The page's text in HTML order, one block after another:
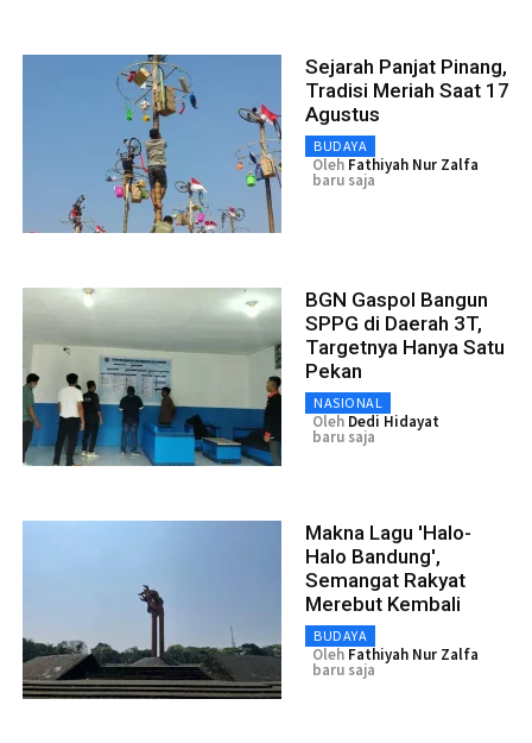
Sejarah Panjat Pinang,
Tradisi Meriah Saat 17
Agustus
BUDAYA
Oleh Fathiyah Nur Zalfa
baru saja
BGN Gaspol Bangun
SPPG di Daerah 3T,
Targetnya Hanya Satu
Pekan
NASIONAL
Oleh Dedi Hidayat
baru saja
Makna Lagu 'Halo-
Halo Bandung',
Semangat Rakyat
Merebut Kembali
BUDAYA
Oleh Fathiyah Nur Zalfa
baru saja